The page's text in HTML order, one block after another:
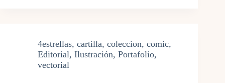
4estrellas, cartilla, coleccion, comic,
Editorial, Ilustración, Portafolio,
vectorial